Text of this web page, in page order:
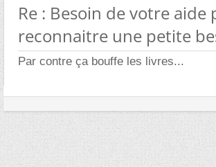
Re : Besoin de votre aide
reconnaitre une petite
Par contre ça bouffe les livres...